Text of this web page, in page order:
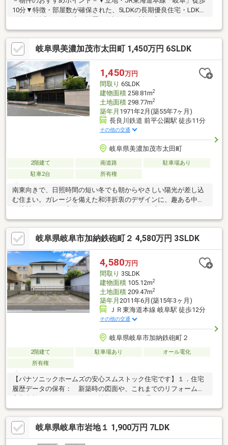
10分▼特徴・部屋数が確保された、5LDKの長期優良住宅・LDKは
プボード有・リビング・玄関・1階廊下などに収納を配置・3階に
2か所のバルコニー有・玄関ファミロックタグキーを採用▼設備・
食洗機・IHコンロ・浴室暖房乾燥機・宅配BOX▼周辺環境・加納
西小学校 徒歩4分(約300m)・カネスエ三里店 徒歩10分(約800m)■
ご希望の住まい探しをお手伝いします ━━━━━・・・物件の詳
細・ご相談はお気軽にお問い合わせください。
岐阜県美濃加茂市太田町 1,450万円 6SLDK
1,450万円
間取り 6SLDK
建物面積258.81m2
土地面積298.77m2
築年月 1971年2月(築55年7ヶ月)
長良川鉄道 前平公園駅 徒歩11分
その他の交通
岐阜県美濃加茂市太田町
2階建て 南道路
駐車場あり
駐車2台
所有権
南東向きで、日照時間の短い冬でも朝からやさしい陽光が差し込
む住まい。ガレージを備えた和洋折衷のデザインに、趣ある中庭
や眺望を楽しめる客間など、随所にこだわりが感じられます。
JR「美濃太田」駅まで徒歩15分の利便性も魅力の一邸です。
岐阜県岐阜市加納鉄砲町２ 4,580万円 3SLDK
4,580万円
間取り 3SLDK
建物面積105.12m2
土地面積209.47m2
築年月 2011年6月(築15年3ヶ月)
ＪＲ東海道本線 岐阜駅 徒歩12分
その他の交通
岐阜県岐阜市加納鉄砲町２
2階建て 駐車場あり
オール電化
所有権
【パナソニックホームズの安心スムストック住宅です】１．住宅
履歴データの保有： 新築時の図面や、これまでのリフォーム・
す２．５０年以上のメンテナンスプログラムに基づき、点検・修
繕履歴を適切に管理しています３．新耐震基準に適合し、一定の
品質基準を満たした安心の住まい。パナソニックホームズはこれ
らの３原則を満たした安心安全住宅です☆
岐阜県岐阜市岩地１ 1,900万円 7LDK